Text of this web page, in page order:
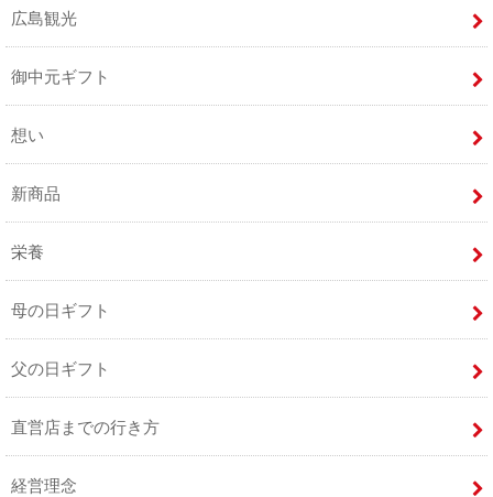
広島観光
御中元ギフト
想い
新商品
栄養
母の日ギフト
父の日ギフト
直営店までの行き方
経営理念